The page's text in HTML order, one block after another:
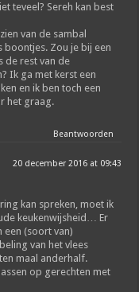
teveel? Sereh kan best
van de sambal
Zou je bij een
de rest van de
Ik ga met kerst een
en ik ben toch een
het graag.
Beantwoorden
20 december 2016 at 09:43
kan spreken, moet ik
keukenwijsheid… Er
een (soort van)
van het vlees
maal anderhalf.
op gerechten met